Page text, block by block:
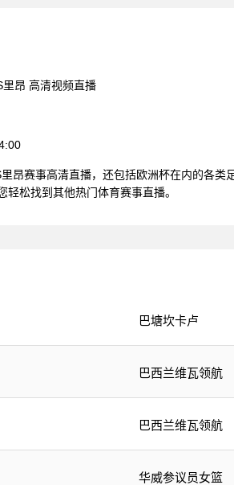
里昂 高清视频直播
昂赛事高清直播，还包括欧洲杯在内的各
松找到其他热门体育赛事直播。
巴塘坎卡卢
巴西兰维瓦领航
巴西兰维瓦领航
华威参议员女篮